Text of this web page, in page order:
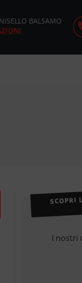
BALSAMO
SCOPRI
I nostri